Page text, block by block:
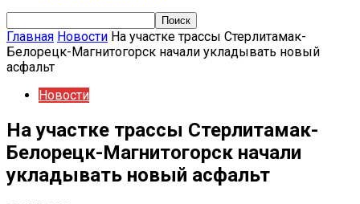
Главная Новости На участке трассы Стерлитамак-
Белорецк-Магнитогорск начали укладывать новый
асфальт
Новости
На участке трассы Стерлитамак-
Белорецк-Магнитогорск начали
укладывать новый асфальт